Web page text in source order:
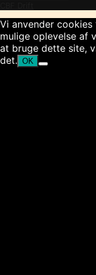
Vi anvender
mulige oplevelse af
at bruge dette site,
det. OK